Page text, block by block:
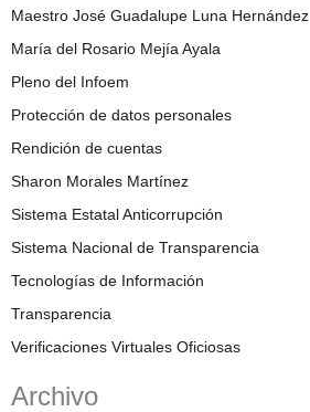
Maestro José Guadalupe Luna Hernández
María del Rosario Mejía Ayala
Pleno del Infoem
Protección de datos personales
Rendición de cuentas
Sharon Morales Martínez
Sistema Estatal Anticorrupción
Sistema Nacional de Transparencia
Tecnologías de Información
Transparencia
Verificaciones Virtuales Oficiosas
Archivo